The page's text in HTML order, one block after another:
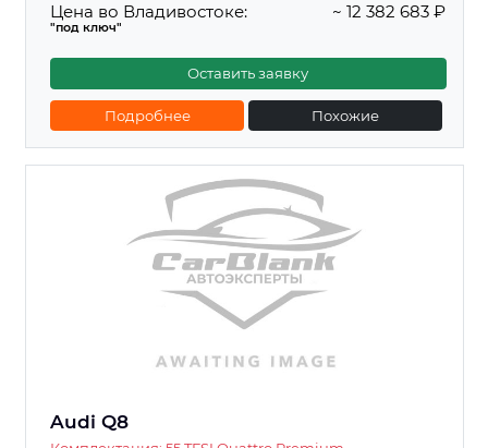
Цена во Владивостоке:
"под ключ"
~ 12 382 683 ₽
Оставить заявку
Подробнее Похожие
Audi Q8